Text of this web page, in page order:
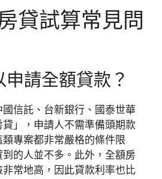
貸試算常見問
申請全額貸款？
信託、台新銀行、國泰世華
」，申請人不需準備頭期款
專案都非常嚴格的條件限
的人並不多。此外，全額房
常地高，因此貸款利率也比